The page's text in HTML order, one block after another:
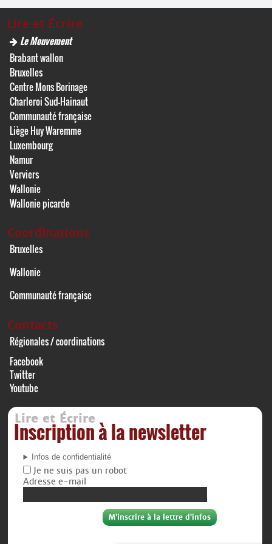
Lire et Écrire
Le Mouvement
Brabant wallon
Bruxelles
Centre Mons Borinage
Charleroi Sud-Hainaut
Communauté française
Liège Huy Waremme
Luxembourg
Namur
Verviers
Wallonie
Wallonie picarde
Coordinations
Bruxelles
Wallonie
Communauté française
Contacts
Régionales / coordinations
Facebook
Twitter
Youtube
Lire et Écrire
Inscription à la newsletter
Infos de confidentialité
Je ne suis pas un robot
Adresse e-mail